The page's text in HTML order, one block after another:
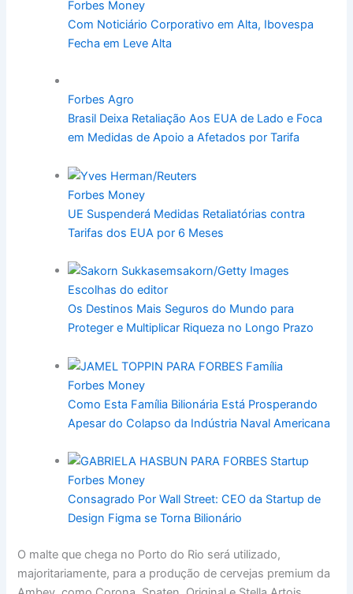
Forbes Money
Com Noticiário Corporativo em Alta, Ibovespa
Fecha em Leve Alta
Forbes Agro
Brasil Deixa Retaliação Aos EUA de Lado e Foca
em Medidas de Apoio a Afetados por Tarifa
Forbes Money
UE Suspenderá Medidas Retaliatórias contra
Tarifas dos EUA por 6 Meses
Escolhas do editor
Os Destinos Mais Seguros do Mundo para
Proteger e Multiplicar Riqueza no Longo Prazo
Forbes Money
Como Esta Família Bilionária Está Prosperando
Apesar do Colapso da Indústria Naval Americana
Forbes Money
Consagrado Por Wall Street: CEO da Startup de
Design Figma se Torna Bilionário
O malte que chega no Porto do Rio será utilizado,
majoritariamente, para a produção de cervejas premium da